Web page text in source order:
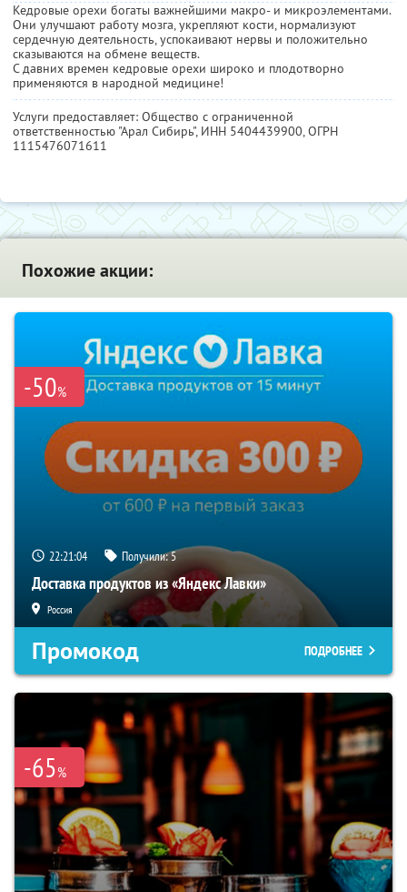
Кедровые орехи богаты важнейшими макро- и микроэлементами.
Они улучшают работу мозга, укрепляют кости, нормализуют
сердечную деятельность, успокаивают нервы и положительно
сказываются на обмене веществ.
С давних времен кедровые орехи широко и плодотворно
применяются в народной медицине!
Услуги предоставляет: Общество с ограниченной
ответственностью "Арал Сибирь", ИНН 5404439900, ОГРН
1115476071611
Похожие акции:
-50%
22:21:03 Получили:5
Доставка продуктов из «Яндекс Лавки»
Россия
Промокод ПОДРОБНЕЕ
-65%